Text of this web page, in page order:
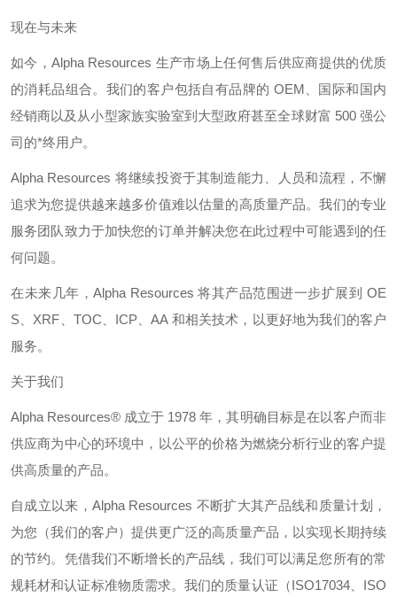
现在与未来
如今， Alpha Resources 生产市场上任何售后供应商提供的优质
的消耗品组合。我们的客户包括自有品牌的 OEM 、国际和国内
经销商以及从小型家族实验室到大型政府甚至全球财富 500 强公
司的*终用户。
Alpha Resources 将继续投资于其制造能力、人员和流程，不懈
追求为您提供越来越多价值难以估量的高质量产品。我们的专业
服务团队致力于加快您的订单并解决您在此过程中可能遇到的任
何问题。
在未来几年，Alpha Resources将其产品范围进一步扩展到OE
S
XRF TOC ICP 、AA 和相关技术，以更好地为我们的客户
服务。
关于我们
Alpha Resources® 成立于 1978年，其明确目标是在以客户而非
供应商为中心的环境中，以公平的价格为燃烧分析行业的客户提
供高质量的产品。
自成立以来， Alpha Resources 不断扩大其产品线和质量计划，
为您（我们的客户）提供更广泛的高质量产品，以实现长期持续
的节约。凭借我们不断增长的产品线，我们可以满足您所有的常
规耗材和认证标准物质需求。我们的质量认证（ISO17034、 ISO